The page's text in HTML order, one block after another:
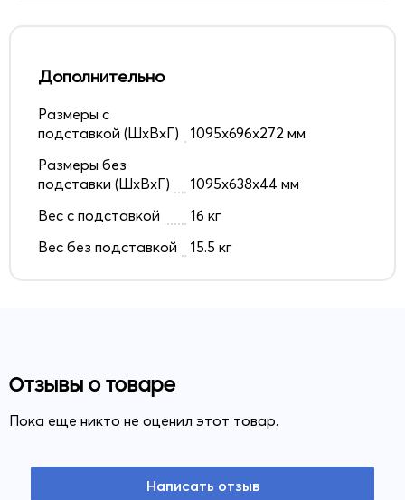
Дополнительно
Размеры с
подставкой (ШxВxГ)
1095x696x272 мм
Размеры без
подставки (ШxВxГ)
1095x638x44 мм
Вес с подставкой
16 кг
Вес без подставкой
15.5 кг
Отзывы о товаре
Пока еще никто не оценил этот товар.
Написать отзыв